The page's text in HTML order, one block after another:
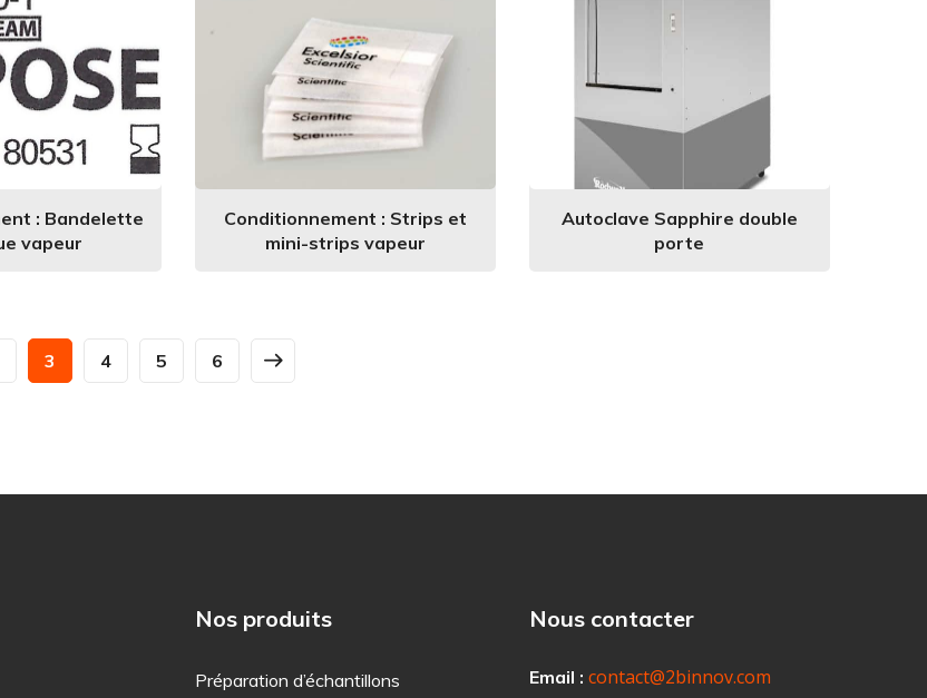
: Bandelette
vapeur
Conditionnement : Strips et
mini-strips vapeur
Autoclave Sapphire double
porte
3 4 5 6
Nos produits
Préparation d’échantillons
Nous contacter
Email : contact@2binnov.com